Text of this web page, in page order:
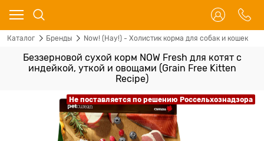
Каталог Бренды Now! (Нау!) - Холистик корма для собак и кошек
Беззерновой сухой корм NOW Fresh для котят с
индейкой, уткой и овощами (Grain Free Kitten
Recipe)
Не поставляется по решению Россельхознадзора